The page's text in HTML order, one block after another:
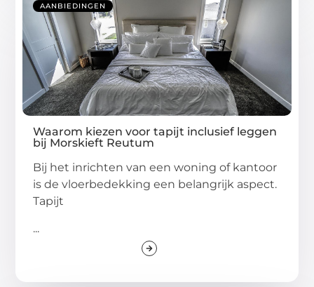
AANBIEDINGEN
Waarom kiezen voor tapijt inclusief leggen
bij Morskieft Reutum
Bij het inrichten van een woning of kantoor
is de vloerbedekking een belangrijk aspect.
Tapijt
...